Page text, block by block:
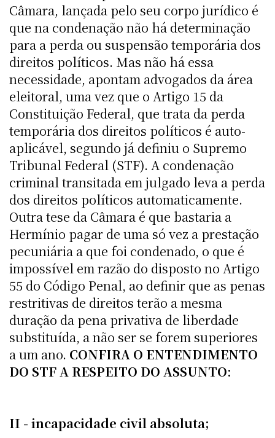
Câmara, lançada pelo seu corpo jurídico é
que na condenação não há determinação
para a perda ou suspensão temporária dos
direitos políticos. Mas não há essa
necessidade, apontam advogados da área
eleitoral, uma vez que o Artigo 15 da
Constituição Federal, que trata da perda
temporária dos direitos políticos é auto-
aplicável, segundo já definiu o Supremo
Tribunal Federal (STF). A condenação
criminal transitada em julgado leva a perda
dos direitos políticos automaticamente.
Outra tese da Câmara é que bastaria a
Hermínio pagar de uma só vez a prestação
pecuniária a que foi condenado, o que é
impossível em razão do disposto no Artigo
55 do Código Penal, ao definir que as penas
restritivas de direitos terão a mesma
duração da pena privativa de liberdade
substituída, a não ser se forem superiores
a um ano. CONFIRA O ENTENDIMENTO
DO STF A RESPEITO DO ASSUNTO:
II - incapacidade civil absoluta;